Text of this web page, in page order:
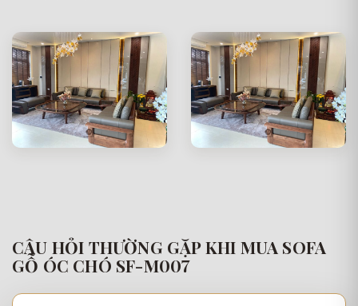
CÂU HỎI THƯỜNG GẶP KHI MUA SOFA
GỖ ÓC CHÓ SF-M007